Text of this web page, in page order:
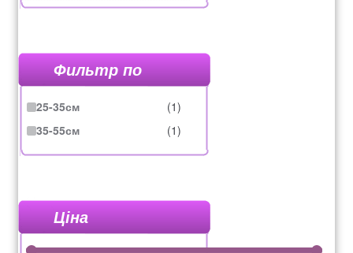
Фильтр по
25-35см
(1)
35-55см
(1)
Ціна